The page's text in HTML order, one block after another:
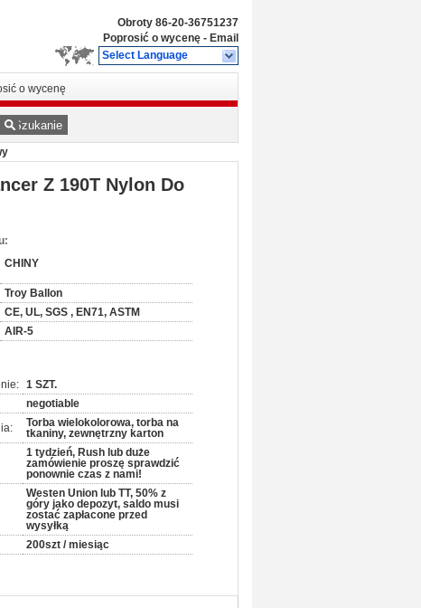
Obroty 86-20-36751237
Poprosić o wycenę - Email
Select Language
o wycenę
Szukanie
Z 190T Nylon Do
CHINY
Troy Ballon
CE, UL, SGS , EN71, ASTM
AIR-5
1 SZT.
negotiable
Torba wielokolorowa, torba na
tkaniny, zewnętrzny karton
1 tydzień, Rush lub duże
zamówienie proszę sprawdzić
ponownie czas z nami!
Westen Union lub TT, 50% z
góry jako depozyt, saldo musi
zostać zapłacone przed
wysyłką
200szt / miesiąc